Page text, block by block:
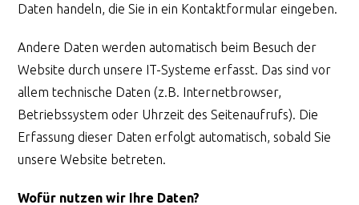
Daten handeln, die Sie in ein Kontaktformular eingeben.
Andere Daten werden automatisch beim Besuch der
Website durch unsere IT-Systeme erfasst. Das sind vor
allem technische Daten (z.B. Internetbrowser,
Betriebssystem oder Uhrzeit des Seitenaufrufs). Die
Erfassung dieser Daten erfolgt automatisch, sobald Sie
unsere Website betreten.
Wofür nutzen wir Ihre Daten?